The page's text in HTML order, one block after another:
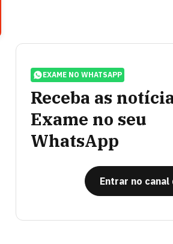
EXAME NO WHATSAPP
Receba as
Exame no seu
WhatsApp
Entrar no canal